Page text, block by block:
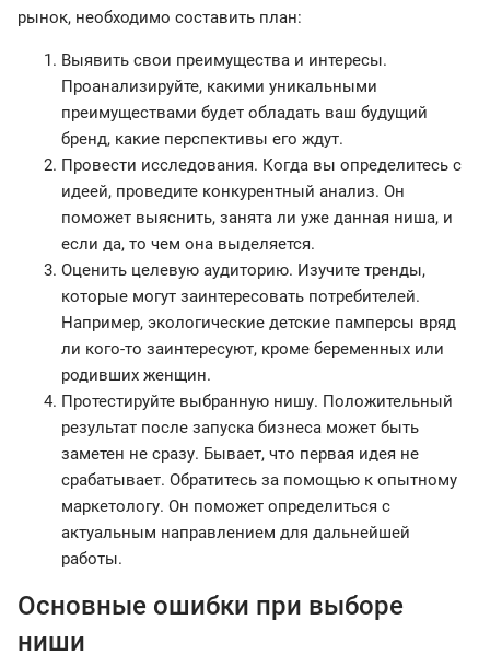
рынок, необходимо составить план:
Выявить свои преимущества и интересы.
Проанализируйте, какими уникальными
преимуществами будет обладать ваш будущий
бренд, какие перспективы его ждут.
Провести исследования. Когда вы определитесь с
идеей, проведите конкурентный анализ. Он
поможет выяснить, занята ли уже данная ниша, и
если да, то чем она выделяется.
Оценить целевую аудиторию. Изучите тренды,
которые могут заинтересовать потребителей.
Например, экологические детские памперсы вряд
ли кого-то заинтересуют, кроме беременных или
родивших женщин.
Протестируйте выбранную нишу. Положительный
результат после запуска бизнеса может быть
заметен не сразу. Бывает, что первая идея не
срабатывает. Обратитесь за помощью к опытному
маркетологу. Он поможет определиться с
актуальным направлением для дальнейшей
работы.
Основные ошибки при выборе
ниши